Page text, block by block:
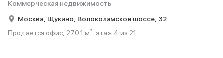
Коммерческая недвижимость
Москва, Щукино, Волоколамское шоссе, 32
Продается офис, 270.1 м², этаж 4 из 21.